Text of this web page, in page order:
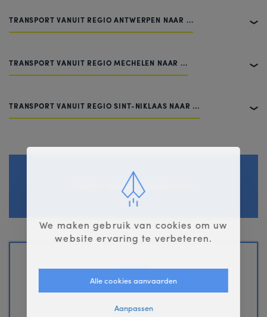
TRANSPORT VANUIT REGIO ANTWERPEN NAAR ...
TRANSPORT VANUIT REGIO MECHELEN NAAR ...
TRANSPORT VANUIT REGIO SINT-NIKLAAS NAAR ...
TERUG NAAR OVERZICHT
ADRES
Cruyenveldebaan 70 , 2160 Wommelgem
TELEFOON
We maken gebruik van cookies om uw
website ervaring te verbeteren.
Alle cookies aanvaarden
Aanpassen